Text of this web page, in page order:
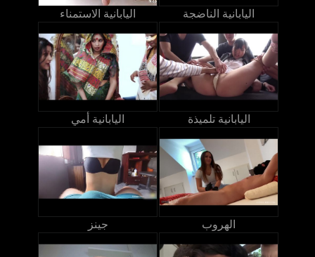
اليابانية الاستمناء اليابانية الناضجة
اليابانية أمي اليابانية تلميذة
جينز الهروب